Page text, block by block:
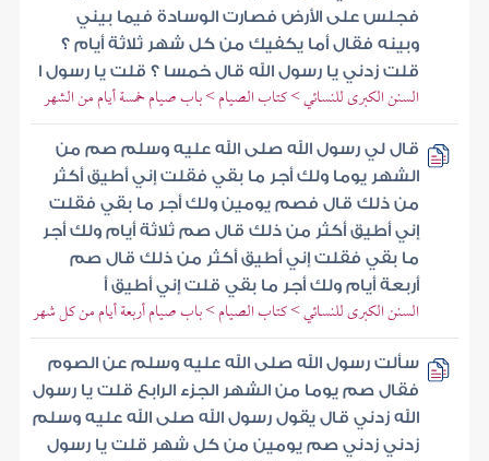
فجلس على الأرض فصارت الوسادة فيما بيني
وبينه فقال أما يكفيك من كل شهر ثلاثة أيام ؟
قلت زدني يا رسول الله قال خمسا ؟ قلت يا رسول ا
السنن الكبرى للنسائي > كتاب الصيام > باب صيام خمسة أيام من الشهر
قال لي رسول الله صلى الله عليه وسلم صم من
الشهر يوما ولك أجر ما بقي فقلت إني أطيق أكثر
من ذلك قال فصم يومين ولك أجر ما بقي فقلت
إني أطيق أكثر من ذلك قال صم ثلاثة أيام ولك أجر
ما بقي فقلت إني أطيق أكثر من ذلك قال صم
أربعة أيام ولك أجر ما بقي قلت إني أطيق أ
السنن الكبرى للنسائي > كتاب الصيام > باب صيام أربعة أيام من كل شهر
سألت رسول الله صلى الله عليه وسلم عن الصوم
فقال صم يوما من الشهر الجزء الرابع قلت يا رسول
الله زدني قال يقول رسول الله صلى الله عليه وسلم
زدني زدني صم يومين من كل شهر قلت يا رسول